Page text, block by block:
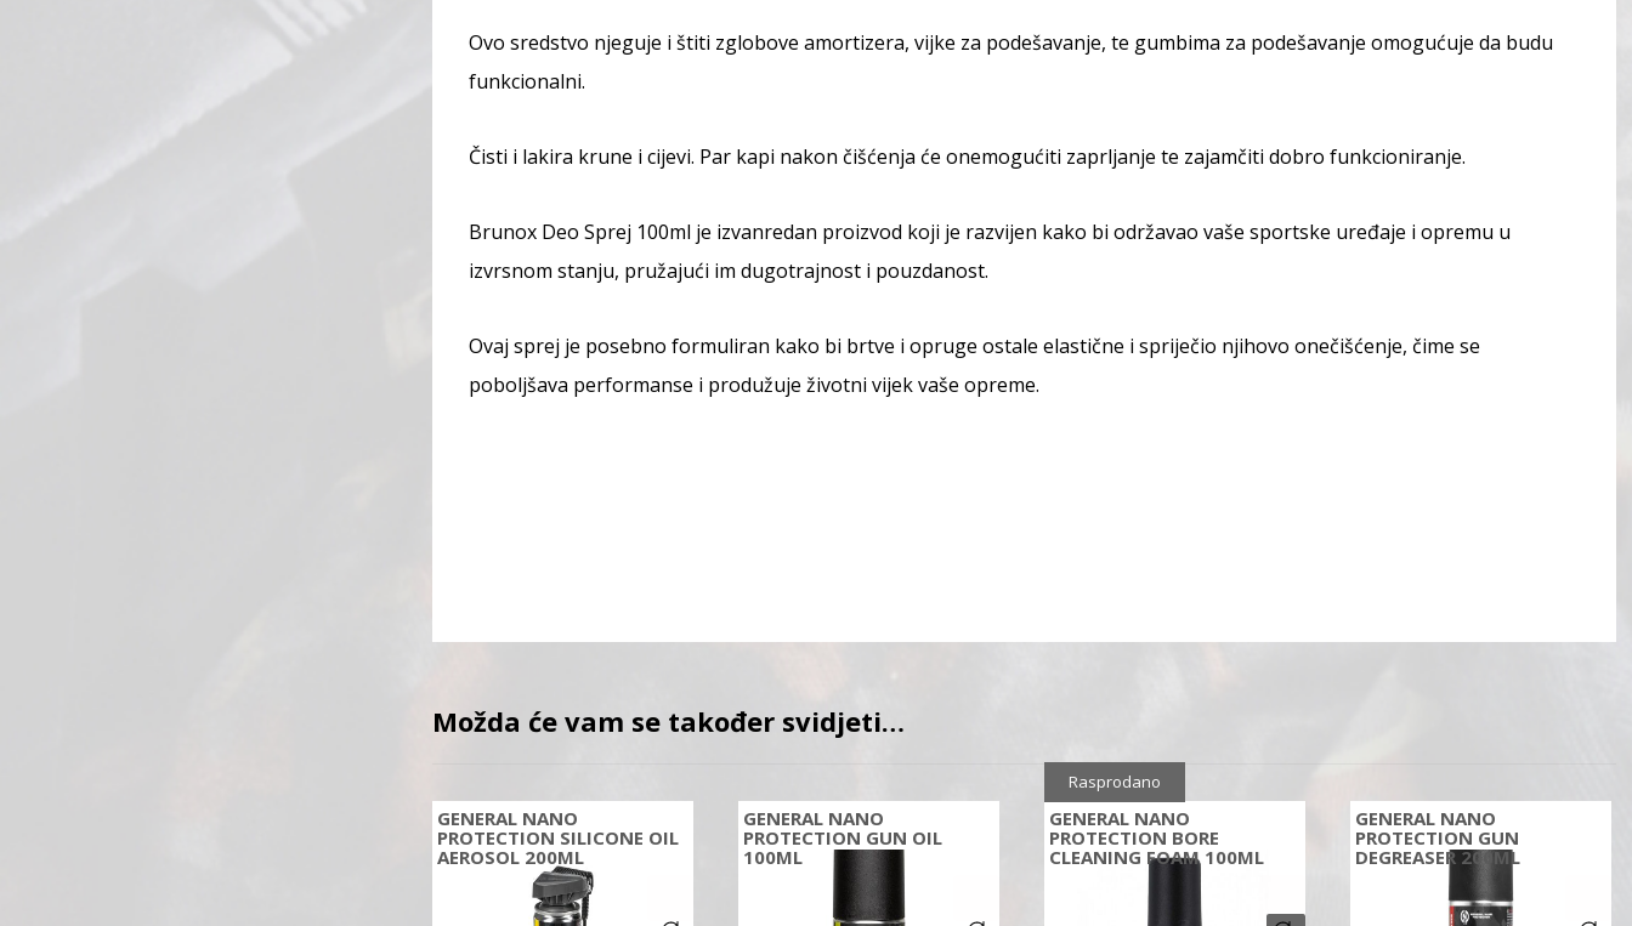
Ovo sredstvo njeguje i štiti zglobove amortizera, vijke za podešavanje, te gumbima za podešavanje omogućuje da budu
funkcionalni.
Čisti i lakira krune i cijevi. Par kapi nakon čišćenja će onemogućiti zaprljanje te zajamčiti dobro funkcioniranje.
Brunox Deo Sprej 100ml je izvanredan proizvod koji je razvijen kako bi održavao vaše sportske uređaje i opremu u
izvrsnom stanju, pružajući im dugotrajnost i pouzdanost.
Ovaj sprej je posebno formuliran kako bi brtve i opruge ostale elastične i spriječio njihovo onečišćenje, čime se
poboljšava performanse i produžuje životni vijek vaše opreme.
Možda će vam se također svidjeti…
GENERAL NANO
PROTECTION SILICONE OIL
AEROSOL 200ML
GENERAL NANO
PROTECTION GUN OIL
100ML
GENERAL NANO
PROTECTION BORE
CLEANING FOAM 100ML
Rasprodano
GENERAL NANO
PROTECTION GUN
DEGREASER 200ML